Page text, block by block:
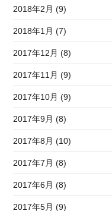
2018年2月 (9)
2018年1月 (7)
2017年12月 (8)
2017年11月 (9)
2017年10月 (9)
2017年9月 (8)
2017年8月 (10)
2017年7月 (8)
2017年6月 (8)
2017年5月 (9)